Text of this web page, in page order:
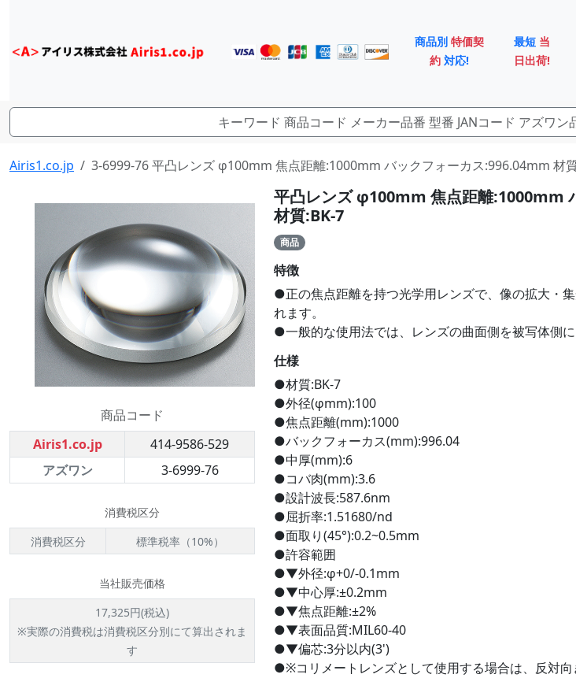
商品別 特価契
約 対応!
最短 当
日出荷!
Airis1.co.jp 3-6999-76 平凸レンズ φ100mm 焦点距離:1000mm バックフォーカス:996.04mm 材
商品コード
Airis1.co.jp
414-9586-529
アズワン
3-6999-76
消費税区分
消費税区分
標準税率（10%）
当社販売価格
17,325円(税込)
※実際の消費税は消費税区分別にて算出されま
す
平凸レンズ φ100mm 焦点距離:1000mm
材質:BK-7
商品
特徴
●正の焦点距離を持つ光学用レンズで、像の拡大・
れます。
●一般的な使用法では、レンズの曲面側を被写体側に
仕様
●材質:BK-7
●外径(φmm):100
●焦点距離(mm):1000
●バックフォーカス(mm):996.04
●中厚(mm):6
●コバ肉(mm):3.6
●設計波長:587.6nm
●屈折率:1.51680/nd
●面取り(45°):0.2~0.5mm
●許容範囲
●▼外径:φ+0/-0.1mm
●▼中心厚:±0.2mm
●▼焦点距離:±2%
●▼表面品質:MIL60-40
●▼偏芯:3分以内(3')
●※コリメートレンズとして使用する場合は、反対向